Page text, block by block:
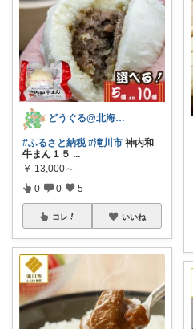
どうぐる@北海道のふるさと納税
#ふるさと納税 #滝川市 神内和
牛まん１５ ...
￥ 13,000～
0 0 5
コレ いいね